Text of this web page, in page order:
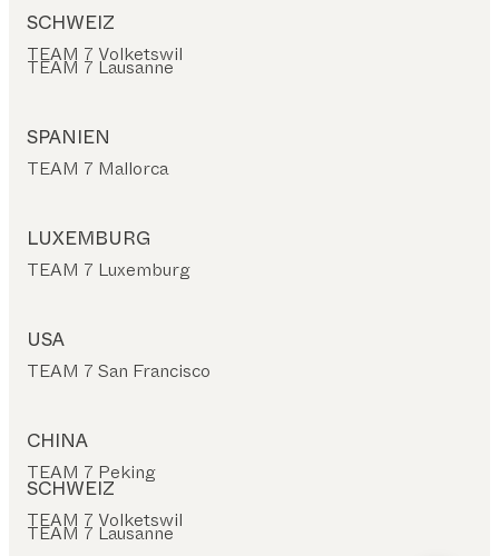
SCHWEIZ
TEAM 7 Volketswil
TEAM 7 Lausanne
SPANIEN
TEAM 7 Mallorca
LUXEMBURG
TEAM 7 Luxemburg
USA
TEAM 7 San Francisco
CHINA
TEAM 7 Peking
SCHWEIZ
TEAM 7 Volketswil
TEAM 7 Lausanne